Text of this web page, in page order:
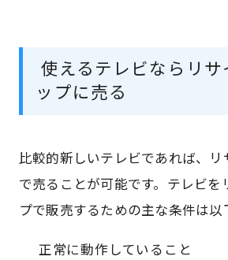
使えるテレビならリサ
ップに売る
比較的新しいテレビであれば、リ
で売ることが可能です。テレビを
プで販売するための主な条件は以
正常に動作していること